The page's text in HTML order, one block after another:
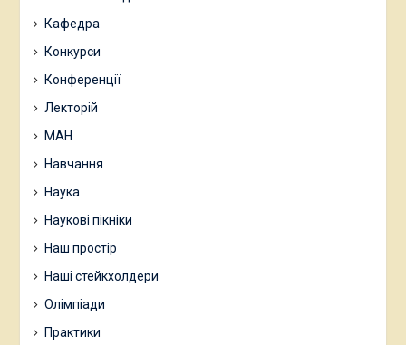
Кафедра
Конкурси
Конференції
Лекторій
МАН
Навчання
Наука
Наукові пікніки
Наш простір
Наші стейкхолдери
Олімпіади
Практики